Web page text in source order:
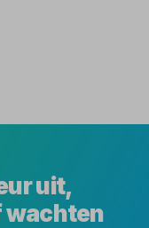
uit,
wachten